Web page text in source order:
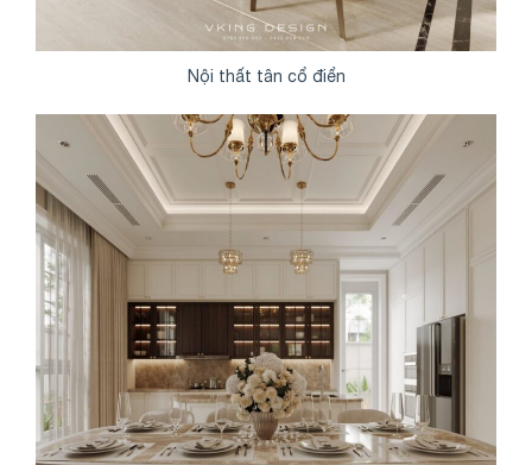
Nội thất tân cổ điển